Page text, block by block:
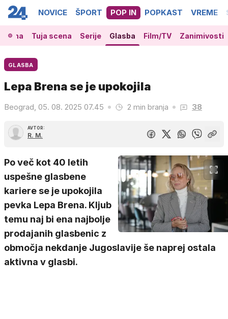
NOVICE ŠPORT POP IN POPKAST VREME
Tuja scena Serije Glasba Film/TV Zanimivosti
GLASBA
Lepa Brena se je upokojila
Beograd, 05. 08. 2025 07.45 2 min branja 38
AVTOR:
R. M.
Po več kot 40 letih
uspešne glasbene
kariere se je upokojila
pevka Lepa Brena. Kljub
temu naj bi ena najbolje
prodajanih glasbenic z
območja nekdanje Jugoslavije še naprej ostala
aktivna v glasbi.